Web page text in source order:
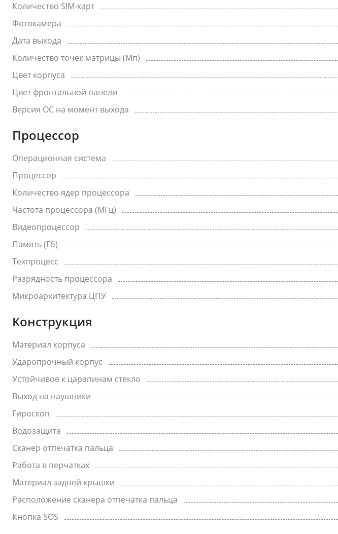
Количество SIM-карт
Фотокамера
Дата выхода
Количество точек матрицы (Мп)
Цвет корпуса
Цвет фронтальной панели
Версия ОС на момент выхода
Процессор
Операционная система
Процессор
Количество ядер процессора
Частота процессора (МГц)
Видеопроцессор
Память (Гб)
Техпроцесс
Разрядность процессора
Микроархитектура ЦПУ
Конструкция
Материал корпуса
Ударопрочный корпус
Устойчивое к царапинам стекло
Выход на наушники
Гироскоп
Водозащита
Сканер отпечатка пальца
Работа в перчатках
Материал задней крышки
Расположение сканера отпечатка пальца
Кнопка SOS